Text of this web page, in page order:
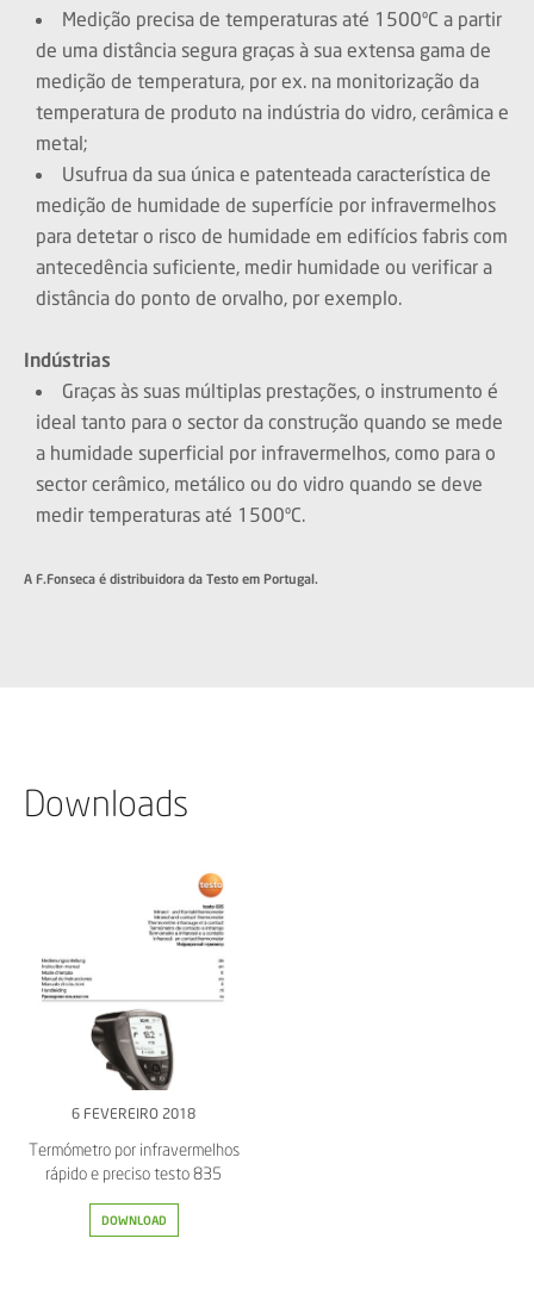
Medição precisa de temperaturas até 1500ºC a partir
de uma distância segura graças à sua extensa gama de
medição de temperatura, por ex. na monitorização da
temperatura de produto na indústria do vidro, cerâmica e
metal;
Usufrua da sua única e patenteada característica de
medição de humidade de superfície por infravermelhos
para detetar o risco de humidade em edifícios fabris com
antecedência suficiente, medir humidade ou verificar a
distância do ponto de orvalho, por exemplo.
Indústrias
Graças às suas múltiplas prestações, o instrumento é
ideal tanto para o sector da construção quando se mede
a humidade superficial por infravermelhos, como para o
sector cerâmico, metálico ou do vidro quando se deve
medir temperaturas até 1500ºC.
A F.Fonseca é distribuidora da Testo em Portugal.
Downloads
6 FEVEREIRO 2018
Termómetro por infravermelhos
rápido e preciso testo 835
DOWNLOAD